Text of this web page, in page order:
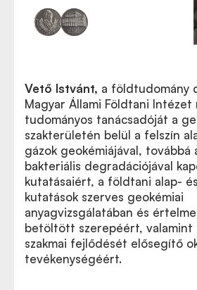
Vető Istvánt, a földtudomány
Magyar Állami Földtani Intézet
tudományos tanácsadóját a
szakterületén belül a felszín
gázok geokémiájával, továbbá
bakteriális degradációjával
kutatásaiért, a földtani alap-
kutatások szerves geokémiai
anyagvizsgálatában és
betöltött szerepéért, valamint
szakmai fejlődését elősegítő
tevékenységéért.